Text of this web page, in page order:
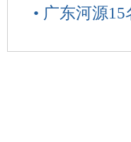
• 广东河源